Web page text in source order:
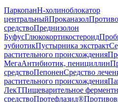
ПаркопанН-холиноблокатор
центральныйПроканазол
средствоПреднизолон
БуфусГлюкокортикостероид
эубиотикПустырника экстракт
растительного происхождения
МегаАнтибиотик, пенициллин
средствоПепоненСредство
растительного происхождения
ЛекТПищеварительное
средствоПротефлазид®